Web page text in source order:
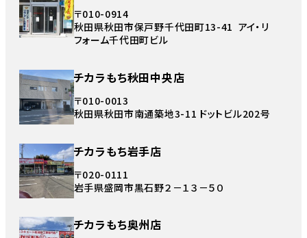
〒010-0914
秋田県秋田市保戸野千代田町13-41 アイ・リ
フォーム千代田町ビル
チカラもち秋田中央店
〒010-0013
秋田県秋田市南通築地3-11 ドットビル202号
チカラもち岩手店
〒020-0111
岩手県盛岡市黒石野２－１３－５０
チカラもち奥州店